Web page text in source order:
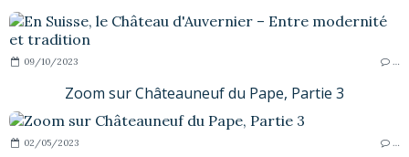
09/10/2023
Zoom sur Châteauneuf du Pape, Partie 3
02/05/2023